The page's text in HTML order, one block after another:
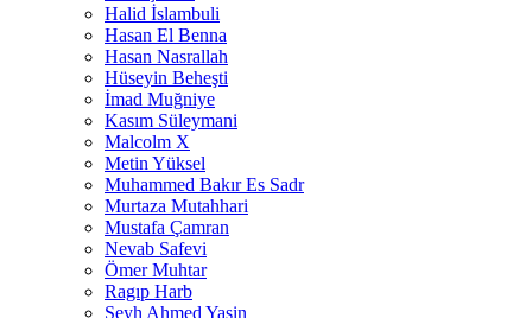
Halid İslambuli
Hasan El Benna
Hasan Nasrallah
Hüseyin Beheşti
İmad Muğniye
Kasım Süleymani
Malcolm X
Metin Yüksel
Muhammed Bakır Es Sadr
Murtaza Mutahhari
Mustafa Çamran
Nevab Safevi
Ömer Muhtar
Ragıp Harb
Şeyh Ahmed Yasin